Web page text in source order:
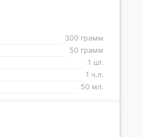
300 грамм
50 грамм
1 шт.
1 ч.л.
50 мл.